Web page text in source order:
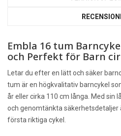
Embla 16 tum
och Perfekt för Barn
Letar du efter en lätt och säker
tum är en högkvalitativ barncykel
år eller cirka 110 cm långa. Med sin
och genomtänkta säkerhetsdetaljer
första riktiga cykel.